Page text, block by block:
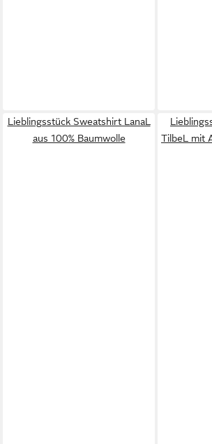
Lieblingsstück Sweatshirt LanaL
aus 100% Baumwolle
TilbeL mit